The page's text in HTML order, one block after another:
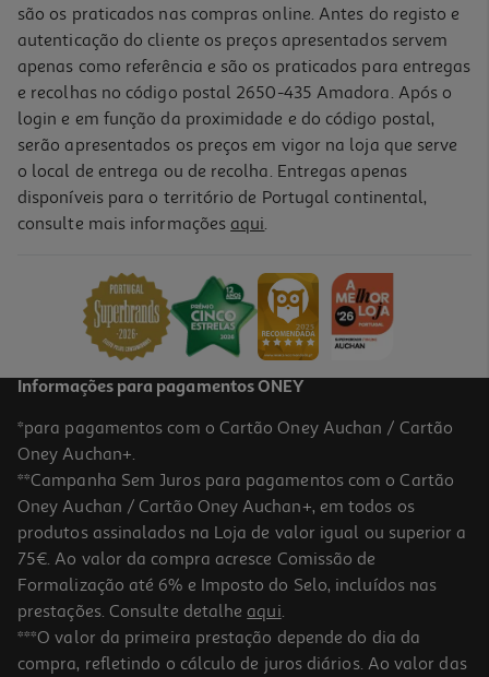
são os praticados nas compras online. Antes do registo e
autenticação do cliente os preços apresentados servem
apenas como referência e são os praticados para entregas
e recolhas no código postal 2650-435 Amadora. Após o
login e em função da proximidade e do código postal,
serão apresentados os preços em vigor na loja que serve
o local de entrega ou de recolha. Entregas apenas
disponíveis para o território de Portugal continental,
consulte mais informações aqui.
Informações para pagamentos ONEY
*para pagamentos com o Cartão Oney Auchan / Cartão
Oney Auchan+.
**Campanha Sem Juros para pagamentos com o Cartão
Oney Auchan / Cartão Oney Auchan+, em todos os
produtos assinalados na Loja de valor igual ou superior a
75€. Ao valor da compra acresce Comissão de
Formalização até 6% e Imposto do Selo, incluídos nas
prestações. Consulte detalhe aqui.
***O valor da primeira prestação depende do dia da
compra, refletindo o cálculo de juros diários. Ao valor das